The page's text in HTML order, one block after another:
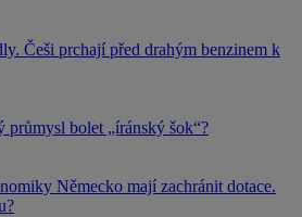
Češi prchají před drahým benzinem k
průmysl bolet „íránský šok“?
Německo mají zachránit dotace.